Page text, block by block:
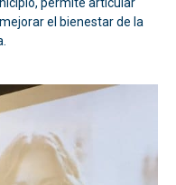
el bienestar de la